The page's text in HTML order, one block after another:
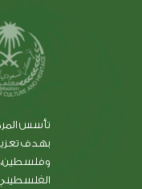
بهدف
وفلسطين،
الفلسطيني